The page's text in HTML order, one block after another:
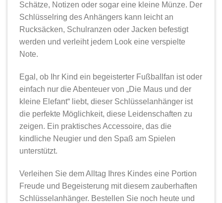
Schätze, Notizen oder sogar eine kleine Münze. Der
Schlüsselring des Anhängers kann leicht an
Rucksäcken, Schulranzen oder Jacken befestigt
werden und verleiht jedem Look eine verspielte
Note.
Egal, ob Ihr Kind ein begeisterter Fußballfan ist oder
einfach nur die Abenteuer von „Die Maus und der
kleine Elefant“ liebt, dieser Schlüsselanhänger ist
die perfekte Möglichkeit, diese Leidenschaften zu
zeigen. Ein praktisches Accessoire, das die
kindliche Neugier und den Spaß am Spielen
unterstützt.
Verleihen Sie dem Alltag Ihres Kindes eine Portion
Freude und Begeisterung mit diesem zauberhaften
Schlüsselanhänger. Bestellen Sie noch heute und